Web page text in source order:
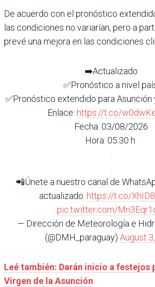
De acuerdo con el pronóstico
las condiciones no variarían, pero a
prevé una mejora en las condiciones
➡️Actualizado
✅Pronóstico a nivel
✅Pronóstico extendido para Asunción
Enlace: https://t.co/
Fecha: 03/08/2026
Hora: 05:30 h.
.
.
📲Únete a nuestro canal de
actualizado: https://t.co/
pic.twitter.com/
— Dirección de Meteorología e
(@DMH_paraguay) August
Leé también: Darán inicio a festejos
Virgen de la Asunción